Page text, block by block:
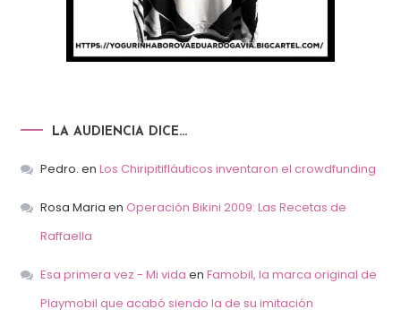
LA AUDIENCIA DICE…
Pedro. en Los Chiripitifláuticos inventaron el crowdfunding
Rosa Maria en Operación Bikini 2009: Las Recetas de
Raffaella
Esa primera vez - Mi vida en Famobil, la marca original de
Playmobil que acabó siendo la de su imitación